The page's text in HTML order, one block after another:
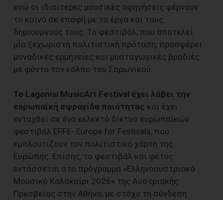
ενώ οι ιδιαίτερες μουσικές αφηγήσεις φέρνουν
το κοινό σε επαφή με τα έργα και τους
δημιουργούς τους. Το φεστιβάλ, που αποτελεί
μία ξεχωριστή πολιτιστική πρόταση, προσφέρει
μοναδικές ερμηνείες και μυσταγωγικές βραδιές
με φόντο τον κόλπο του Σαρωνικού.
Το Lagonisi MusicArt Festival έχει λάβει την
ευρωπαϊκή σφραγίδα ποιότητας και έχει
ενταχθεί σε ένα εκλεκτό δίκτυο ευρωπαϊκών
φεστιβάλ EFFE- Europe for Festivals, που
εμπλουτίζουν τον πολιτιστικό χάρτη της
Ευρώπης. Επίσης, το φεστιβάλ και φέτος
εντάσσεται στο πρόγραμμα «Ελληνοαυστριακό
Μουσικό Καλοκαίρι 2026» της Αυστριακής
Πρεσβείας στην Αθήνα, με στόχο τη σύνδεση